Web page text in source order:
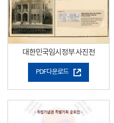
대한민국임시정부 사진전
PDF다운로드